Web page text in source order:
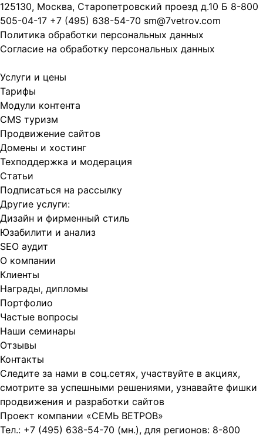
125130, Москва, Старопетровский проезд д.10 Б 8-800
505-04-17 +7 (495) 638-54-70 sm@7vetrov.com
Политика обработки персональных данных
Согласие на обработку персональных данных
Услуги и цены
Тарифы
Модули контента
CMS туризм
Продвижение сайтов
Домены и хостинг
Техподдержка и модерация
Статьи
Подписаться на рассылку
Другие услуги:
Дизайн и фирменный стиль
Юзабилити и анализ
SEO аудит
О компании
Клиенты
Награды, дипломы
Портфолио
Частые вопросы
Наши семинары
Отзывы
Контакты
Следите за нами в соц.сетях, участвуйте в акциях,
смотрите за успешными решениями, узнавайте фишки
продвижения и разработки сайтов
Проект компании «СЕМЬ ВЕТРОВ»
Тел.: +7 (495) 638-54-70 (мн.), для регионов: 8-800